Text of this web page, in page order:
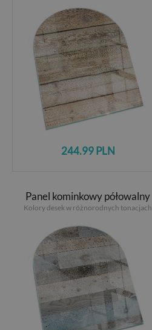
244.99 PLN
Panel kominkowy półowalny
Kolory desek w różnorodnych tonacjach